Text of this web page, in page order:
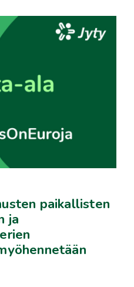
paikallisten
ja